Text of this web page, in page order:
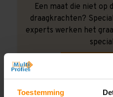
Toestemming
Een maat die niet op
draagkrachten?
experts werken het